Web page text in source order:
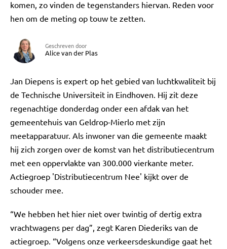
komen, zo vinden de tegenstanders hiervan. Reden voor
hen om de meting op touw te zetten.
Geschreven door
Alice van der Plas
Jan Diepens is expert op het gebied van luchtkwaliteit bij
de Technische Universiteit in Eindhoven. Hij zit deze
regenachtige donderdag onder een afdak van het
gemeentehuis van Geldrop-Mierlo met zijn
meetapparatuur. Als inwoner van die gemeente maakt
hij zich zorgen over de komst van het distributiecentrum
met een oppervlakte van 300.000 vierkante meter.
Actiegroep 'Distributiecentrum Nee' kijkt over de
schouder mee.
“We hebben het hier niet over twintig of dertig extra
vrachtwagens per dag”, zegt Karen Diederiks van de
actiegroep. “Volgens onze verkeersdeskundige gaat het